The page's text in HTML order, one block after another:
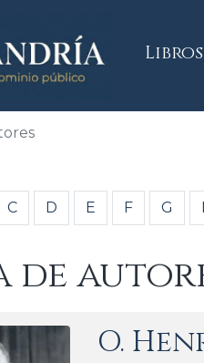
Libros
C D E F G
de
O.